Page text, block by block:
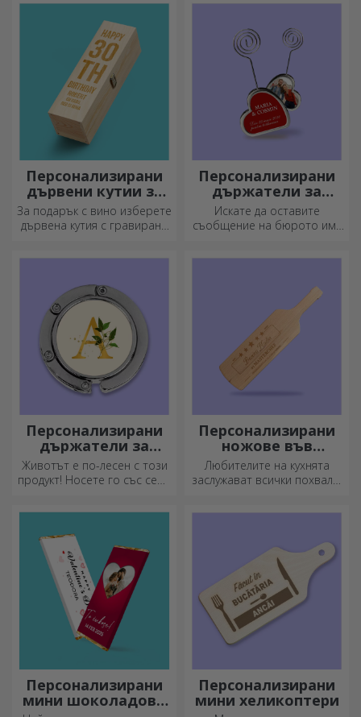
Персонализирани
дървени кутии за
вино
За подарък с вино изберете
дървена кутия с гравирани
Персонализирани
държатели за
съобщения
Искате да оставите
съобщение на бюрото им?
Персонализирани
държатели за
чанти за маса
Животът е по-лесен с този
продукт! Носете го със себе
Персонализирани
ножове във
формата на
бутилка
Любителите на кухнята
заслужават всички похвали.
Персонализирани
мини шоколадови
Персонализирани
мини хеликоптери